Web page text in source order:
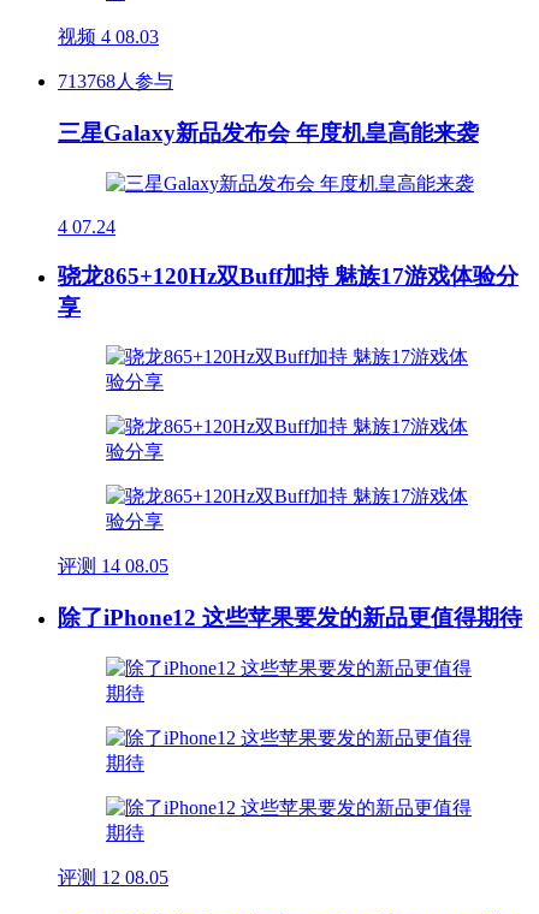
视频 4 08.03
713768人参与
三星Galaxy新品发布会 年度机皇高能来袭
4 07.24
骁龙865+120Hz双Buff加持 魅族17游戏体验分
享
评测 14 08.05
除了iPhone12 这些苹果要发的新品更值得期待
评测 12 08.05